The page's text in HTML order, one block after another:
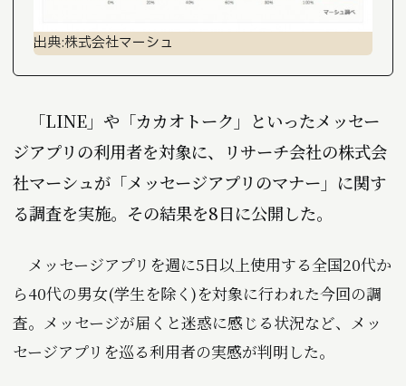
出典:株式会社マーシュ
「LINE」や「カカオトーク」といったメッセー
ジアプリの利用者を対象に、リサーチ会社の株式会
社マーシュが「メッセージアプリのマナー」に関す
る調査を実施。その結果を8日に公開した。
メッセージアプリを週に5日以上使用する全国20代か
ら40代の男女(学生を除く)を対象に行われた今回の調
査。メッセージが届くと迷惑に感じる状況など、メッ
セージアプリを巡る利用者の実感が判明した。